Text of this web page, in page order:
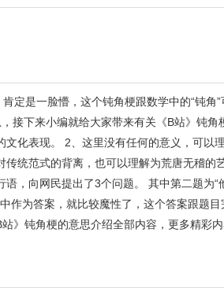
定是一脸懵，这个钝角梗跟数学中的“钝
接下来小编就给大家带来有关《B站》钝
文化表现。 2、这里没有任何的意义，可以
传统范式的背离，也可以理解为荒唐无稽
，向网民提出了3个问题。 其中第二题为
作为答案，就比较魔性了，这个答案跟题
》钝角梗的意思介绍全部内容，更多精彩